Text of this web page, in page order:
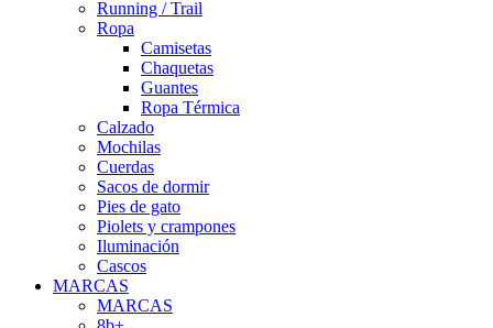
Running / Trail
Ropa
Camisetas
Chaquetas
Guantes
Ropa Térmica
Calzado
Mochilas
Cuerdas
Sacos de dormir
Pies de gato
Piolets y crampones
Iluminación
Cascos
MARCAS
MARCAS